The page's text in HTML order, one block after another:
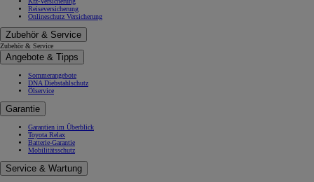
Reiseversicherung
Onlineschutz Versicherung
Zubehör & Service
Zubehör & Service
Angebote & Tipps
Sommerangebote
DNA Diebstahlschutz
Ölservice
Garantie
Garantien im Überblick
Toyota Relax
Batterie-Garantie
Mobilitätsschutz
Service & Wartung